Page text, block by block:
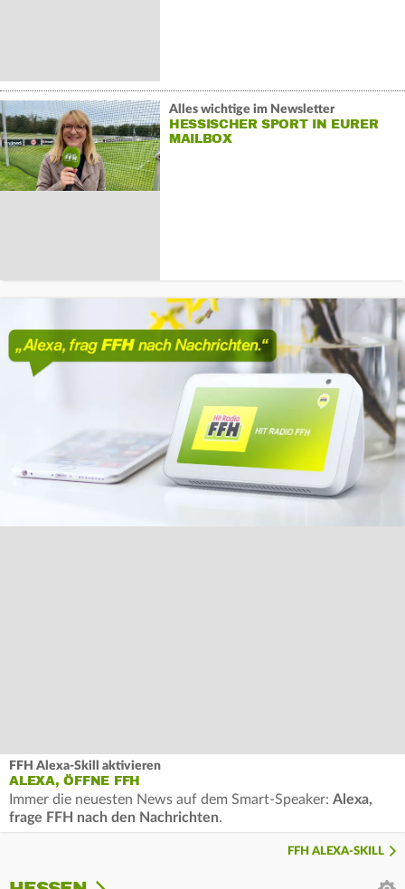
Alles wichtige im Newsletter
HESSISCHER SPORT IN EURER
MAILBOX
FFH Alexa-Skill aktivieren
ALEXA, ÖFFNE FFH
Immer die neuesten News auf dem Smart-Speaker: Alexa,
frage FFH nach den Nachrichten.
FFH ALEXA-SKILL